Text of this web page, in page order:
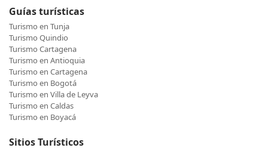
Guías turísticas
Turismo en Tunja
Turismo Quindio
Turismo Cartagena
Turismo en Antioquia
Turismo en Cartagena
Turismo en Bogotá
Turismo en Villa de Leyva
Turismo en Caldas
Turismo en Boyacá
Sitios Turísticos